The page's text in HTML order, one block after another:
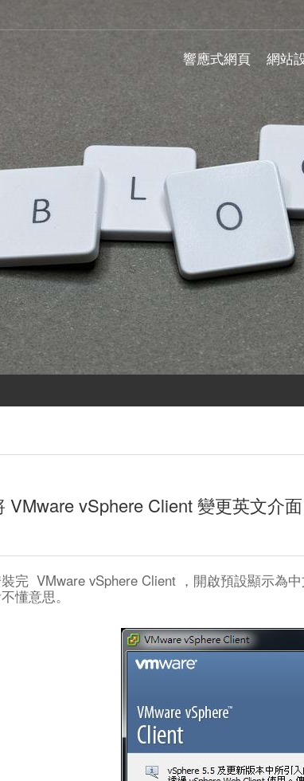
響應式網頁 網站
VMware vSphere Client 變更英文介面
完 VMware vSphere Client ，開啟預設顯示為
懂意思。